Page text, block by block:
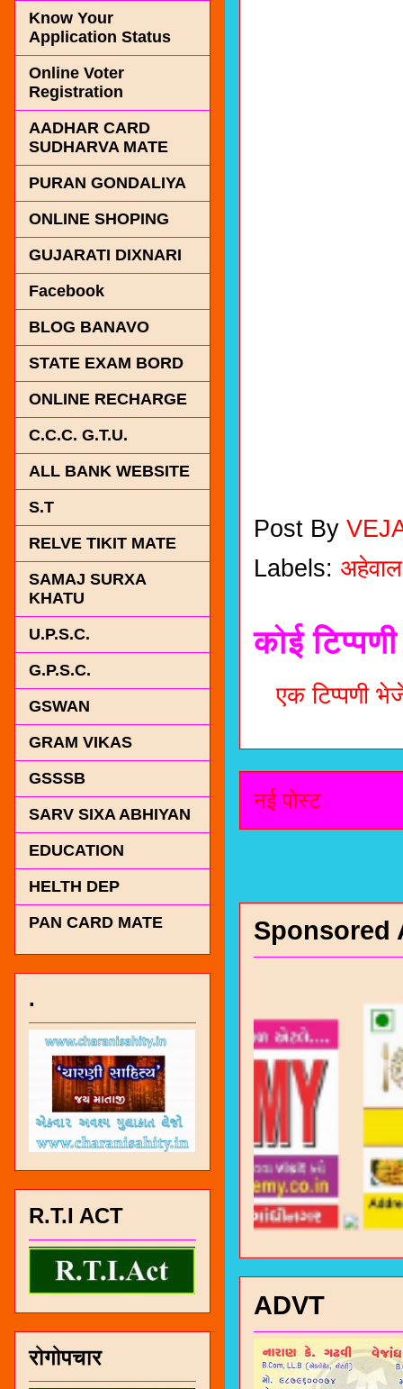
Post By
Labels: अहेवाल
कोई
एक टिप्पणी
नई पोस्ट
Sponsored
ADVT
Know Your
Application Status
Online Voter
Registration
AADHAR CARD
SUDHARVA MATE
PURAN GONDALIYA
ONLINE SHOPING
GUJARATI DIXNARI
Facebook
BLOG BANAVO
STATE EXAM BORD
ONLINE RECHARGE
C.C.C. G.T.U.
ALL BANK WEBSITE
S.T
RELVE TIKIT MATE
SAMAJ SURXA
KHATU
U.P.S.C.
G.P.S.C.
GSWAN
GRAM VIKAS
GSSSB
SARV SIXA ABHIYAN
EDUCATION
HELTH DEP
PAN CARD MATE
.
R.T.I ACT
रोगोपचार